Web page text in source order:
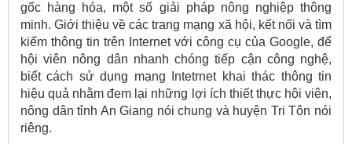
gốc hàng hóa, một số giải pháp nông nghiệp thông
minh. Giới thiệu về các trang mạng xã hội, kết nối và tìm
kiếm thông tin trên Internet với công cụ của Google, để
hội viên nông dân nhanh chóng tiếp cận công nghệ,
biết cách sử dụng mạng Intetrnet khai thác thông tin
hiệu quả nhằm đem lại những lợi ích thiết thực hội viên,
nông dân tỉnh An Giang nói chung và huyện Tri Tôn nói
riêng.